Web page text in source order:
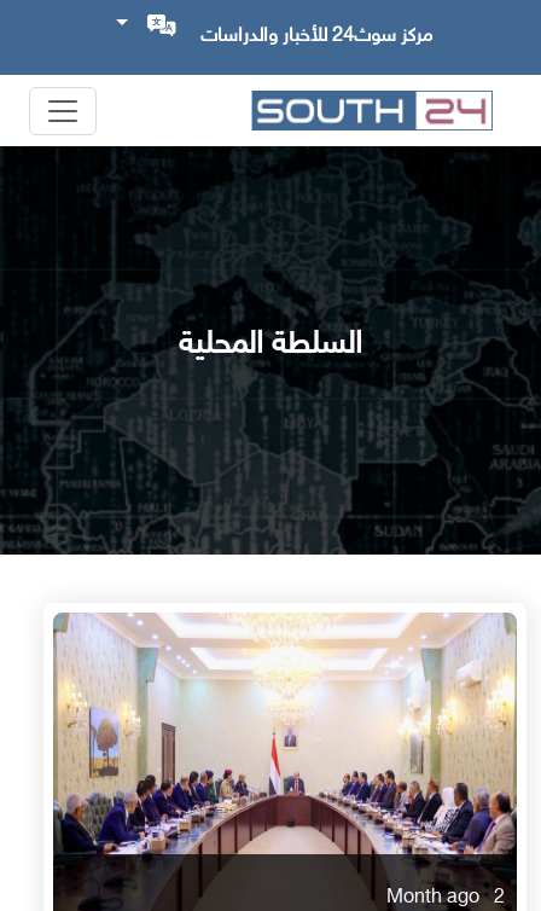
مركز سوث24 للأخبار والدراسات
السلطة المحلية
2 Month ago